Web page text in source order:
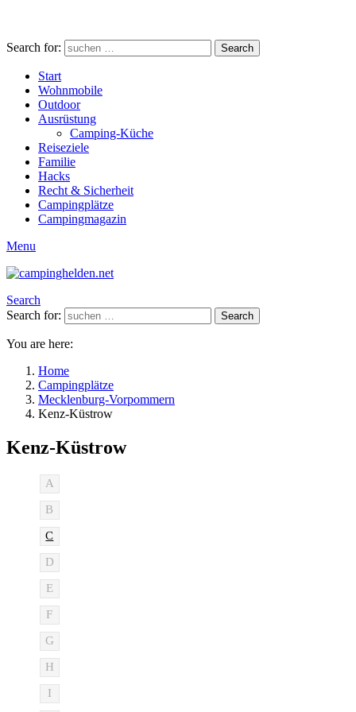
Search for: Search
Start
Wohnmobile
Outdoor
Ausrüstung
Camping-Küche
Reiseziele
Familie
Hacks
Recht & Sicherheit
Campingplätze
Campingmagazin
Menu
Search
Search for:
Search
You are here:
Home
Campingplätze
Mecklenburg-Vorpommern
Kenz-Küstrow
Kenz-Küstrow
A
B
C
D
E
F
G
H
I